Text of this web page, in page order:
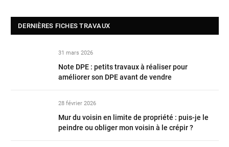
DERNIÈRES FICHES TRAVAUX
31 mars 2026
Note DPE : petits travaux à réaliser pour
améliorer son DPE avant de vendre
28 février 2026
Mur du voisin en limite de propriété : puis-je le
peindre ou obliger mon voisin à le crépir ?